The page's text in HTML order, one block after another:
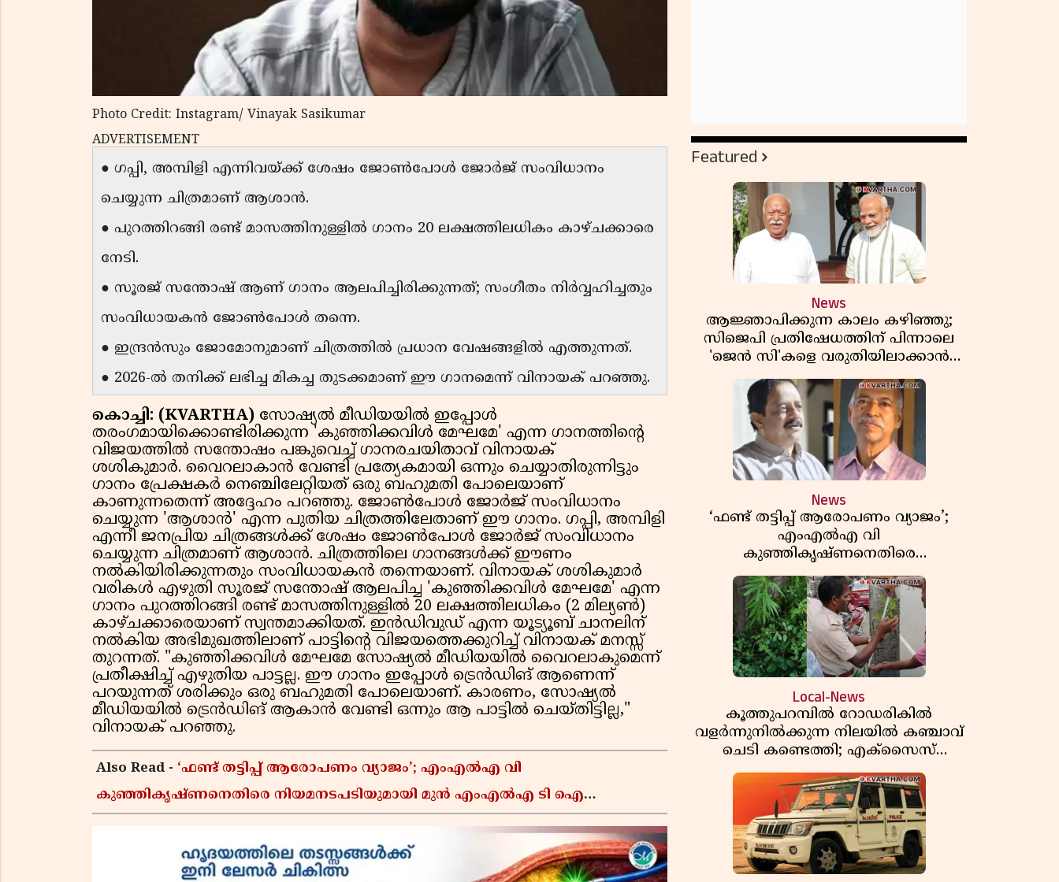
Photo Credit: Instagram/ Vinayak Sasikumar
ADVERTISEMENT
● ഗപ്പി, അമ്പിളി എന്നിവയ്ക്ക് ശേഷം ജോൺപോൾ ജോർജ് സംവിധാനം
ചെയ്യുന്ന ചിത്രമാണ് ആശാൻ.
● പുറത്തിറങ്ങി രണ്ട് മാസത്തിനുള്ളിൽ ഗാനം 20 ലക്ഷത്തിലധികം കാഴ്ചക്കാരെ
നേടി.
● സൂരജ് സന്തോഷ് ആണ് ഗാനം ആലപിച്ചിരിക്കുന്നത്; സംഗീതം നിർവ്വഹിച്ചതും
സംവിധായകൻ ജോൺപോൾ തന്നെ.
● ഇന്ദ്രൻസും ജോമോനുമാണ് ചിത്രത്തിൽ പ്രധാന വേഷങ്ങളിൽ എത്തുന്നത്.
● 2026-ൽ തനിക്ക് ലഭിച്ച മികച്ച തുടക്കമാണ് ഈ ഗാനമെന്ന് വിനായക് പറഞ്ഞു.
കൊച്ചി: (KVARTHA) സോഷ്യൽ മീഡിയയിൽ ഇപ്പോൾ
തരംഗമായിക്കൊണ്ടിരിക്കുന്ന 'കുഞ്ഞിക്കവിൾ മേഘമേ' എന്ന ഗാനത്തിന്റെ
വിജയത്തിൽ സന്തോഷം പങ്കുവെച്ച് ഗാനരചയിതാവ് വിനായക്
ശശികുമാർ. വൈറലാകാൻ വേണ്ടി പ്രത്യേകമായി ഒന്നും ചെയ്യാതിരുന്നിട്ടും
ഗാനം പ്രേക്ഷകർ നെഞ്ചിലേറ്റിയത് ഒരു ബഹുമതി പോലെയാണ്
കാണുന്നതെന്ന് അദ്ദേഹം പറഞ്ഞു. ജോൺപോൾ ജോർജ് സംവിധാനം
ചെയ്യുന്ന 'ആശാൻ' എന്ന പുതിയ ചിത്രത്തിലേതാണ് ഈ ഗാനം. ഗപ്പി, അമ്പിളി
എന്നീ ജനപ്രിയ ചിത്രങ്ങൾക്ക് ശേഷം ജോൺപോൾ ജോർജ് സംവിധാനം
ചെയ്യുന്ന ചിത്രമാണ് ആശാൻ. ചിത്രത്തിലെ ഗാനങ്ങൾക്ക് ഈണം
നൽകിയിരിക്കുന്നതും സംവിധായകൻ തന്നെയാണ്. വിനായക് ശശികുമാർ
വരികൾ എഴുതി സൂരജ് സന്തോഷ് ആലപിച്ച 'കുഞ്ഞിക്കവിൾ മേഘമേ' എന്ന
ഗാനം പുറത്തിറങ്ങി രണ്ട് മാസത്തിനുള്ളിൽ 20 ലക്ഷത്തിലധികം (2 മില്യൺ)
കാഴ്ചക്കാരെയാണ് സ്വന്തമാക്കിയത്. ഇൻഡിവുഡ് എന്ന യൂട്യൂബ് ചാനലിന്
നൽകിയ അഭിമുഖത്തിലാണ് പാട്ടിന്റെ വിജയത്തെക്കുറിച്ച് വിനായക് മനസ്സ്
തുറന്നത്. "കുഞ്ഞിക്കവിൾ മേഘമേ സോഷ്യൽ മീഡിയയിൽ വൈറലാകുമെന്ന്
പ്രതീക്ഷിച്ച് എഴുതിയ പാട്ടല്ല. ഈ ഗാനം ഇപ്പോൾ ട്രെൻഡിങ് ആണെന്ന്
പറയുന്നത് ശരിക്കും ഒരു ബഹുമതി പോലെയാണ്. കാരണം, സോഷ്യൽ
മീഡിയയിൽ ട്രെൻഡിങ് ആകാൻ വേണ്ടി ഒന്നും ആ പാട്ടിൽ ചെയ്തിട്ടില്ല,"
വിനായക് പറഞ്ഞു.
Also Read - ‘ഫണ്ട് തട്ടിപ്പ് ആരോപണം വ്യാജം’; എംഎൽഎ വി
കുഞ്ഞികൃഷ്ണനെതിരെ നിയമനടപടിയുമായി മുൻ എംഎൽഎ ടി ഐ
മധുസൂദനൻ
Featured
News
ആജ്ഞാപിക്കുന്ന കാലം കഴിഞ്ഞു;
സിജെപി പ്രതിഷേധത്തിന് പിന്നാലെ
'ജെൻ സി'കളെ വരുതിയിലാക്കാൻ
ആർഎസ്എസ് മേധാവിയുടെ പുതിയ
തന്ത്രങ്ങൾ ഫലിക്കുമോ?
News
‘ഫണ്ട് തട്ടിപ്പ് ആരോപണം വ്യാജം’;
എംഎൽഎ വി
കുഞ്ഞികൃഷ്ണനെതിരെ
നിയമനടപടിയുമായി മുൻ എംഎൽഎ
ടി ഐ മധുസൂദനൻ
Local-News
കൂത്തുപറമ്പിൽ റോഡരികിൽ
വളർന്നുനിൽക്കുന്ന നിലയിൽ കഞ്ചാവ്
ചെടി കണ്ടെത്തി; എക്സൈസ്
കേസെടുത്തു